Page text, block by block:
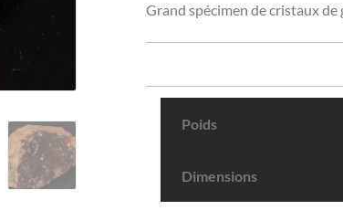
Grand spécimen de cristaux
Poids
Dimensions